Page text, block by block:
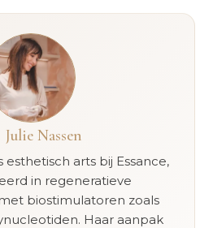
Nassen
esthetisch arts bij Essance,
in regeneratieve
biostimulatoren zoals
Haar aanpak